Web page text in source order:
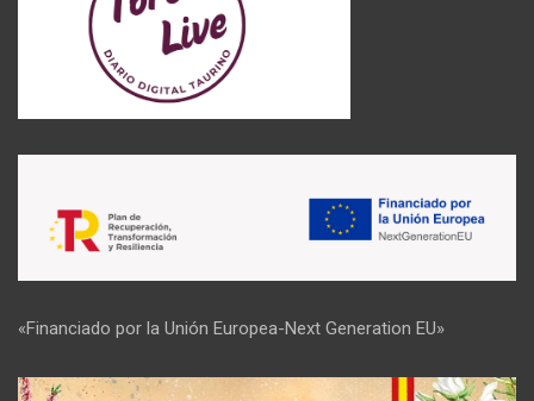
«Financiado por la Unión Europea-Next Generation EU»